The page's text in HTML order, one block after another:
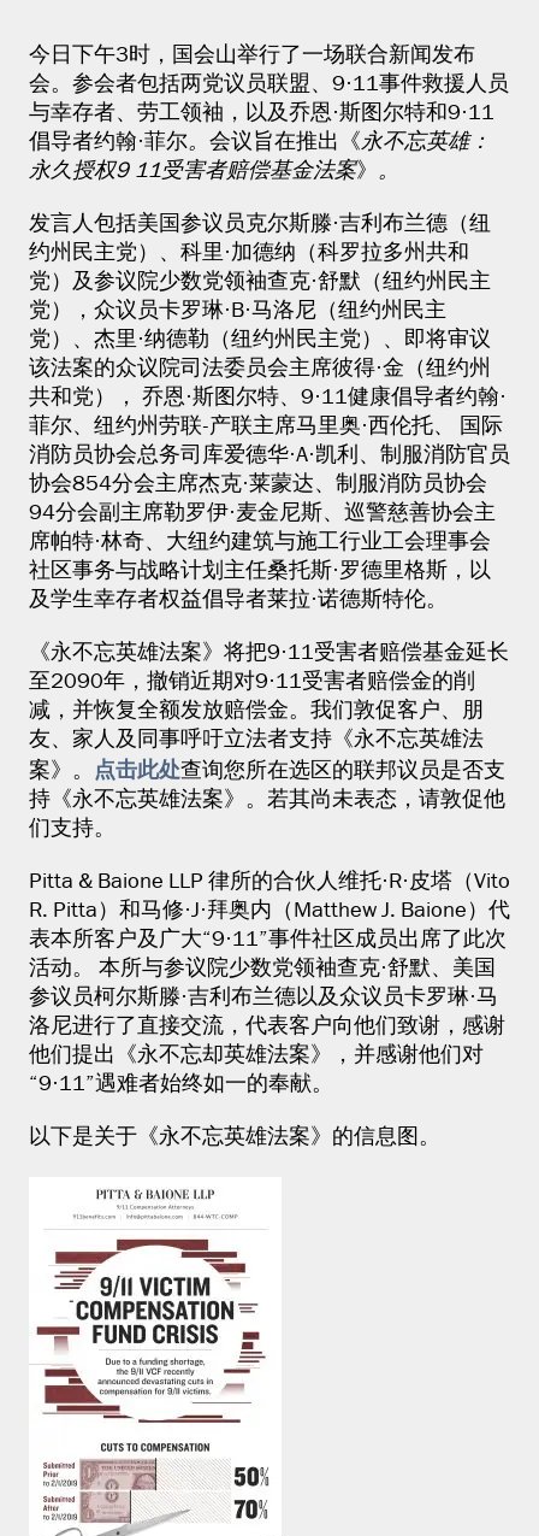
今日下午3时，国会山举行了一场联合新闻发布
会。参会者包括两党议员联盟、9·11事件救援人员
与幸存者、劳工领袖，以及乔恩·斯图尔特和9·11
倡导者约翰·菲尔。 会议旨在推出《永不忘英雄：
永久授权9·11受害者赔偿基金法案》 。
发言人包括美国参议员克尔斯滕·吉利布兰德（纽
约州民主党）、科里·加德纳（科罗拉多州共和
党）及参议院少数党领袖查克·舒默（纽约州民主
党），众议员卡罗琳·B·马洛尼（纽约州民主
党）、杰里·纳德勒（纽约州民主党）、即将审议
该法案的众议院司法委员会主席彼得·金（纽约州
共和党）， 乔恩·斯图尔特、9·11健康倡导者约翰·
菲尔、纽约州劳联-产联主席马里奥·西伦托、 国际
消防员协会总务司库爱德华·A·凯利、制服消防官员
协会854分会主席杰克·莱蒙达、制服消防员协会
94分会副主席勒罗伊·麦金尼斯、巡警慈善协会主
席帕特·林奇、大纽约建筑与施工行业工会理事会
社区事务与战略计划主任桑托斯·罗德里格斯，以
及学生幸存者权益倡导者莱拉·诺德斯特伦。
《永不忘英雄法案》将把9·11受害者赔偿基金延长
至2090年，撤销近期对9·11受害者赔偿金的削
减，并恢复全额发放赔偿金。我们敦促客户、朋
友、家人及同事呼吁立法者支持《永不忘英雄法
案》。
点击此处查询您所在选区的联邦议员是否支
持《永不忘英雄法案》。若其尚未表态，请敦促他
们支持。
Pitta & Baione LLP 律所的合伙人维托·R·皮塔（Vito
R. Pitta）和马修·J·拜奥内（Matthew J. Baione）代
表本所客户及广大“9·11”事件社区成员出席了此次
活动。 本所与参议院少数党领袖查克·舒默、美国
参议员柯尔斯滕·吉利布兰德以及众议员卡罗琳·马
洛尼进行了直接交流，代表客户向他们致谢，感谢
他们提出《永不忘却英雄法案》，并感谢他们对
“9·11”遇难者始终如一的奉献。
以下是关于《永不忘英雄法案》的信息图。